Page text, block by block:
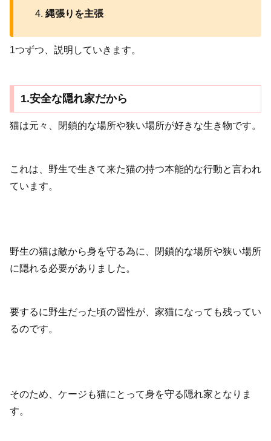
縄張りを主張
1つずつ、説明していきます。
1.安全な隠れ家だから
猫は元々、閉鎖的な場所や狭い場所が好きな生き物です。
これは、野生で生きて来た猫の持つ本能的な行動と言われ
ています。
野生の猫は敵から身を守る為に、閉鎖的な場所や狭い場所
に隠れる必要がありました。
要するに野生だった頃の習性が、家猫になっても残ってい
るのです。
そのため、ケージも猫にとって身を守る隠れ家となりま
す。